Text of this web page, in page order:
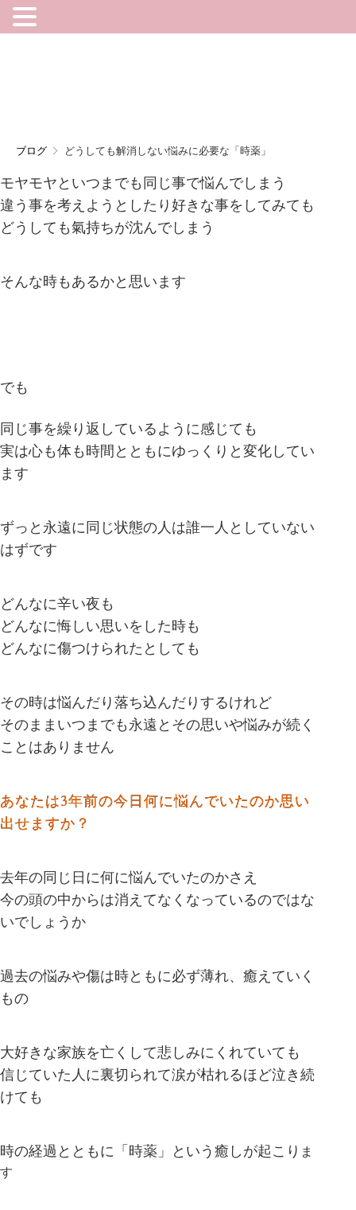
ブログ どうしても解消しない悩みに必要な「時薬」
モヤモヤといつまでも同じ事で悩んでしまう
違う事を考えようとしたり好きな事をしてみても
どうしても氣持ちが沈んでしまう
そんな時もあるかと思います
でも
同じ事を繰り返しているように感じても
実は心も体も時間とともにゆっくりと変化してい
ます
ずっと永遠に同じ状態の人は誰一人としていない
はずです
どんなに辛い夜も
どんなに悔しい思いをした時も
どんなに傷つけられたとしても
その時は悩んだり落ち込んだりするけれど
そのままいつまでも永遠とその思いや悩みが続く
ことはありません
あなたは3年前の今日何に悩んでいたのか思い
出せますか？
去年の同じ日に何に悩んでいたのかさえ
今の頭の中からは消えてなくなっているのではな
いでしょうか
過去の悩みや傷は時ともに必ず薄れ、癒えていく
もの
大好きな家族を亡くして悲しみにくれていても
信じていた人に裏切られて涙が枯れるほど泣き続
けても
時の経過とともに「時薬」という癒しが起こり ま
す